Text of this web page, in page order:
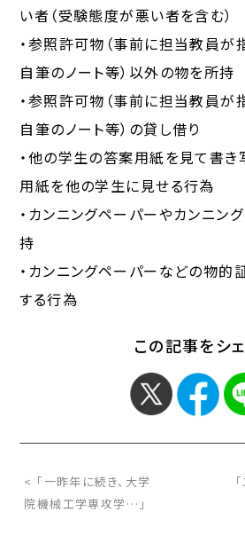
い者（受験態度が悪い者を含む）
・参照許可物（事前に担当教員が
自筆のノート等）以外の物を所持
・参照許可物（事前に担当教員が
自筆のノート等）の貸し借り
・他の学生の答案用紙を見て書
用紙を他の学生に見せる行為
・カンニングペーパーやカンニン
持
・カンニングペーパーなどの物
する行為
この記事をシ
< 「一昨年に続き、大学
院機械工学専攻学…」